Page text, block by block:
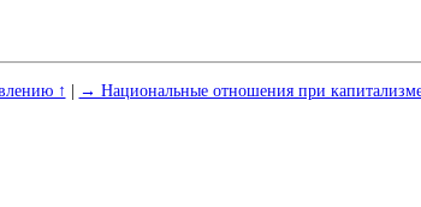
↑ | → Национальные отношения при